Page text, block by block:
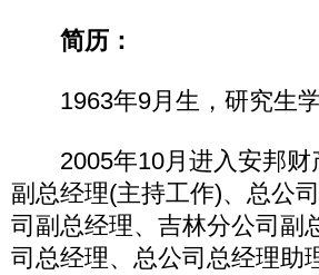
简历：
1963年9月生，研究生学
2005年10月进入安邦财
副总经理(主持工作)、总公
司副总经理、吉林分公司副
司总经理、总公司总经理助